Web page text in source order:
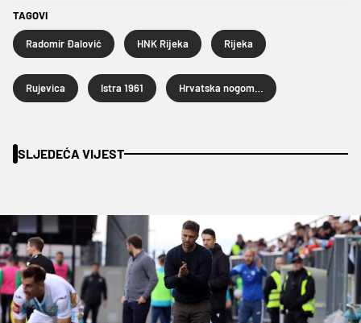
TAGOVI
Radomir Đalović HNK Rijeka Rijeka
Rujevica Istra 1961
SLJEDEĆA VIJEST